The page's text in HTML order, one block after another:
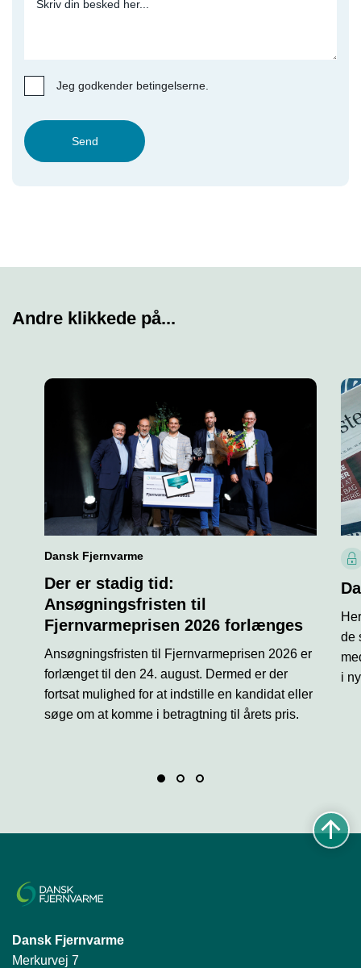
Jeg godkender betingelserne.
Send
Andre klikkede på...
Dansk Fjernvarme
Der er stadig tid:
Ansøgningsfristen til
Fjernvarmeprisen 2026 forlænges
Ansøgningsfristen til Fjernvarmeprisen 2026 er
forlænget til den 24. august. Dermed er der
fortsat mulighed for at indstille en kandidat eller
søge om at komme i betragtning til årets pris.
L
å
i
k
de
i
Dansk Fjernvarme
Merkurvej 7